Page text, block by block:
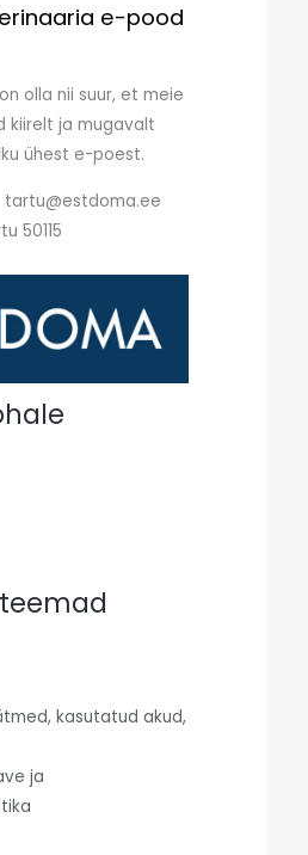
e-pood
olla nii suur, et meie
kiirelt ja mugavalt
ühest e-poest.
50115
kasutatud akud,
ja